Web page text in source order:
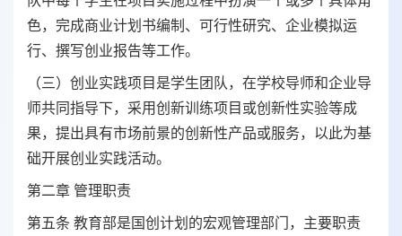
色，完成商业计划书编制、可行性研究、企业模拟运
行、撰写创业报告等工作。
（三）创业实践项目是学生团队，在学校导师和企业导
师共同指导下，采用创新训练项目或创新性实验等成
果，提出具有市场前景的创新性产品或服务，以此为基
础开展创业实践活动。
第二章 管理职责
第五条 教育部是国创计划的宏观管理部门，主要职责